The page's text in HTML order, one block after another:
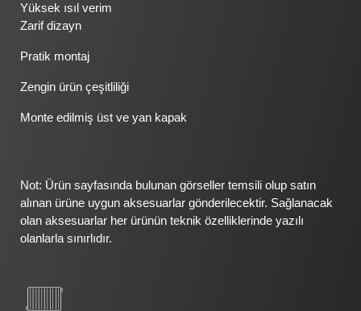
Yüksek ısıl verim
Zarif dizayn
Pratik montaj
Zengin ürün çeşitliliği
Monte edilmiş üst ve yan kapak
Not: Ürün sayfasında bulunan görseller temsili olup satın
alınan ürüne uygun aksesuarlar gönderilecektir. Sağlanacak
olan aksesuarlar her ürünün teknik özelliklerinde yazılı
olanlarla sınırlıdır.